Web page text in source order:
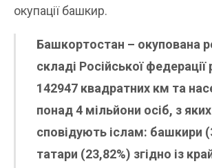
окупації башкир.
Башкортостан – окупована
складі Російської
142947 квадратних км та
понад 4 мільйони осіб, з
сповідують іслам: башкири
татари (23,82%) згідно із